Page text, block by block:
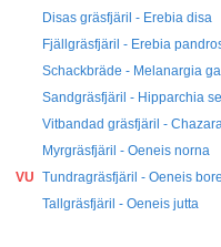
Disas gräsfjäril - Erebia disa
Fjällgräsfjäril - Erebia
Schackbräde - Melanargia
Sandgräsfjäril - Hipparchia
Vitbandad gräsfjäril -
Myrgräsfjäril - Oeneis norna
VU Tundragräsfjäril - Oeneis
Tallgräsfjäril - Oeneis jutta